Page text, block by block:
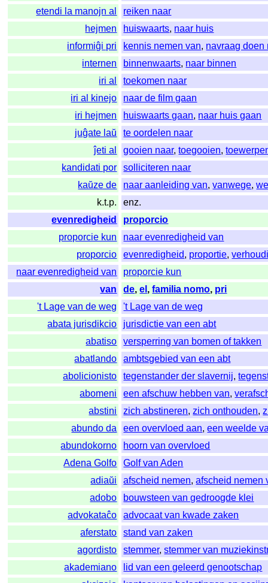
etendi la manojn al
reiken naar
hejmen
huiswaarts, naar huis
informiĝi pri
kennis nemen van, navraag doen
internen
binnenwaarts, naar binnen
iri al
toekomen naar
iri al kinejo
naar de film gaan
iri hejmen
huiswaarts gaan, naar huis gaan
juĝate laŭ
te oordelen naar
ĵeti al
gooien naar,toegooien,
kandidati por
solliciteren naar
kaŭze de
naar aanleiding van,vanwege,
k.t.p.
enz.
evenredigheid
proporcio
proporcie kun
naar evenredigheid van
proporcio
evenredigheid, proportie,
naar evenredigheid van
proporcie kun
van
de,el ,familia nomo, pri
't Lage van de weg
't Lage van de weg
abata jurisdikcio
jurisdictie van een abt
abatiso
versperring van bomen of takken
abatlando
ambtsgebied van een abt
abolicionisto
tegenstander der slavernij,
abomeni
een afschuw hebben van,
abstini
zich abstineren,zich onthouden,
abundo da
een overvloed aan,een weelde
abundokorno
hoorn van overvloed
Adena Golfo
Golf van Aden
adiaŭi
afscheid nemen,afscheid nemen
adobo
bouwsteen van gedroogde klei
advokataĉo
advocaat van kwade zaken
aferstato
stand van zaken
agordisto
stemmer,stemmer van
akademiano
lid van een geleerd genootschap